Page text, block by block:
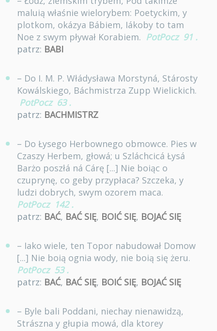
maluią właśnie wielorybem: Poetyckim, y
plotkom, okázya Bábiem, Iákoby to tam
Noe z swym pływał Korabiem. PotPocz 91 .
patrz: BABI
– Do I. M. P. Włádysława Morstyná, Stárosty
Kowálskiego, Báchmistrza Zupp Wielickich.
PotPocz 63 .
patrz: BACHMISTRZ
– Do Łysego Herbownego obmowce. Pies w
Czaszy Herbem, głowá; u Szláchcicá Łysá
Barżo poszłá ná Cárę [...] Nie boiąc o
czuprynę, co geby przypłaca? Szczeka, y
ludzi dobrych, swym ozorem maca.
PotPocz 142 .
patrz: BAĆ, BAĆ SIĘ, BOIĆ SIĘ, BOJAĆ SIĘ
– Iako wiele, ten Topor nabudował Domow
[...] Nie boią ognia wody, nie boią się żeru.
PotPocz 53 .
patrz: BAĆ, BAĆ SIĘ, BOIĆ SIĘ, BOJAĆ SIĘ
– Byle bali Poddani, niechay nienawidzą,
Strászna y głupia mowá, dla ktorey